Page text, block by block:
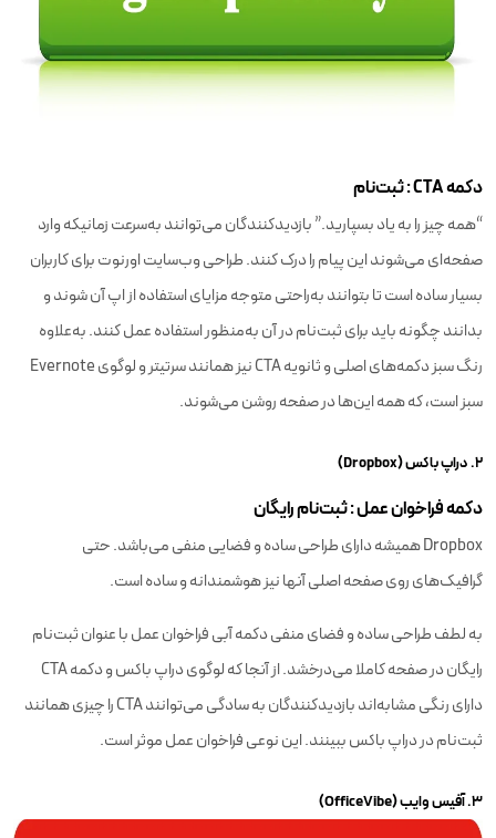
دکمه CTA : ثبت‌نام
“همه چیز را به یاد بسپارید.” بازدیدکنندگان می‌توانند به‌سرعت زمانیکه وارد
صفحه‌ای می‌شوند این پیام را درک کنند. طراحی وب‌سایت اورنوت برای کاربران
بسیار ساده است تا بتوانند به‌راحتی متوجه مزایای استفاده از اپ آن شوند و
بدانند چگونه باید برای ثبت‌نام در آن به‌منظور استفاده عمل کنند. به‌علاوه
رنگ سبز دکمه‌های اصلی و ثانویه CTA نیز همانند سرتیتر و لوگوی Evernote
سبز است، که همه این‌ها در صفحه روشن می‌شوند.
۲. دراپ باکس (Dropbox)
دکمه فراخوان عمل : ثبت‌نام رایگان
Dropbox همیشه دارای طراحی ساده و فضایی منفی می‌باشد. حتی
گرافیک‌های روی صفحه اصلی آنها نیز هوشمندانه و ساده است.
به لطف طراحی ساده و فضای منفی دکمه آبی فراخوان عمل با عنوان ثبت‌نام
رایگان در صفحه کاملا می‌درخشد. از آنجا که لوگوی دراپ باکس و دکمه CTA
دارای رنگی مشابه‌اند بازدیدکنندگان به سادگی می‌توانند CTA را چیزی همانند
ثبت‌نام در دراپ باکس ببینند. این نوعی فراخوان عمل موثر است.
۳. آفیس وایب (OfficeVibe)